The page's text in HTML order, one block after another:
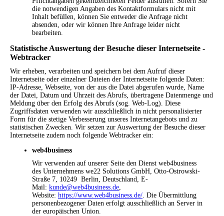
die notwendigen Angaben des Kontaktformulars nicht mit
Inhalt befüllen, können Sie entweder die Anfrage nicht
absenden, oder wir können Ihre Anfrage leider nicht
bearbeiten.
Statistische Auswertung der Besuche dieser Internetseite -
Webtracker
Wir erheben, verarbeiten und speichern bei dem Aufruf dieser
Internetseite oder einzelner Dateien der Internetseite folgende Daten:
IP-Adresse, Webseite, von der aus die Datei abgerufen wurde, Name
der Datei, Datum und Uhrzeit des Abrufs, übertragene Datenmenge und
Meldung über den Erfolg des Abrufs (sog. Web-Log). Diese
Zugriffsdaten verwenden wir ausschließlich in nicht personalisierter
Form für die stetige Verbesserung unseres Internetangebots und zu
statistischen Zwecken. Wir setzen zur Auswertung der Besuche dieser
Internetseite zudem noch folgende Webtracker ein:
web4business
Wir verwenden auf unserer Seite den Dienst web4business
des Unternehmens we22 Solutions GmbH, Otto-Ostrowski-
Straße 7, 10249 Berlin, Deutschland, E-
Mail: kunde@web4business.de
Website: https://www.web4business.de/ . Die Übermittlung
personenbezogener Daten erfolgt ausschließlich an Server in
der europäischen Union.